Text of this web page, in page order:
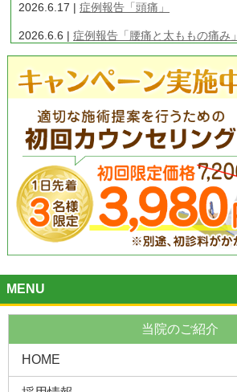
2026.6.17 |症例報告「頭痛」
2026.6.6 |症例報告「腰痛と太ももの痛み」
2026.5.6 |症例報告「頚椎椎間板ヘルニア
2019.7.26 |美容鍼灸について
2019.6.10 |「痛みやだるさもとれ嬉しい
様 23歳
2019.5.24 |「手術を勧められた股関節の
た」 枚方市 ６６歳 男性
2019.5.6 |「ペインクリニック・レーザー
せんでしたが・・・」大阪市 Ｋ・Ｔ様
2019.4.21 |「整形外科に半年通っても取
が楽になりました」 18歳
2019.4.15 |
2019.4.9 |門真市４０代女性 「顔を真正
MENU
当院のご紹介
HOME